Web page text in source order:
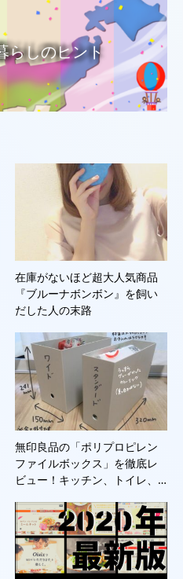
らしのヒント
在庫がないほど超大人気商品
『ブルーナボンボン』を飼い
だした人の末路
無印良品の「ポリプロピレン
ファイルボックス」を徹底レ
ビュー！キッチン、トイレ、…